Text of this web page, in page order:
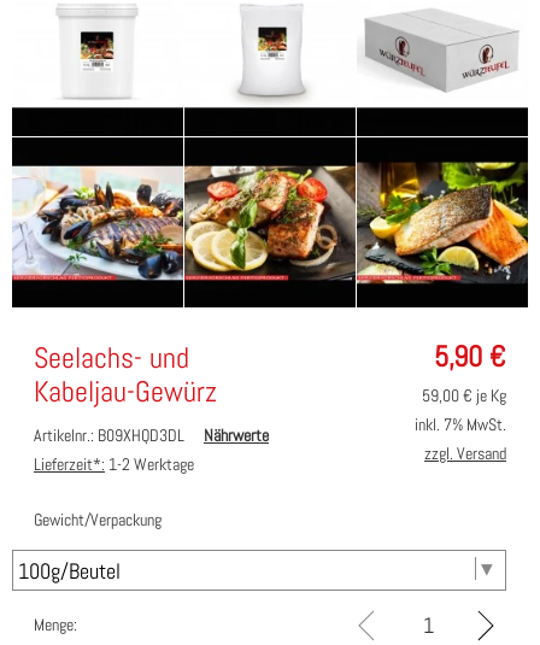
5,90 €
Seelachs- und
Kabeljau-Gewürz
Artikelnr.: B09XHQD3DL
Nährwerte
Lieferzeit*: 1-2 Werktage
59,00€ je Kg
inkl. 7% MwSt.
zzgl. Versand
Gewicht/Verpackung
Menge: